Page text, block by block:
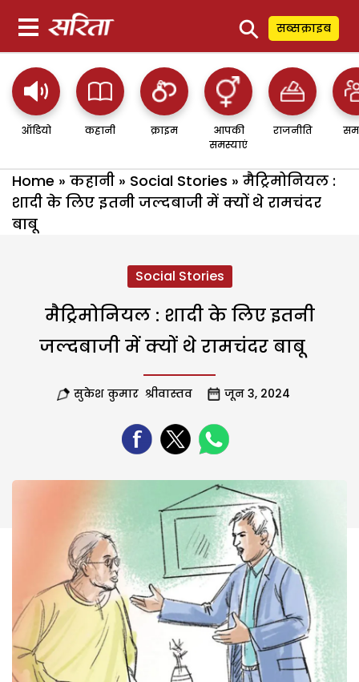
⚲ सब्सक्राइब
ऑडियो कहानी क्राइम
आपकी
समस्याएं
राजनीति
Home » कहानी » Social Stories » मैट्रिमोनियल :
शादी के लिए इतनी जल्दबाजी में क्यों थे रामचंदर
बाबू
Social Stories
मैट्रिमोनियल : शादी के लिए इतनी
जल्दबाजी में क्यों थे रामचंदर बाबू
सुकेश कुमार श्रीवास्तव जून 3, 2024